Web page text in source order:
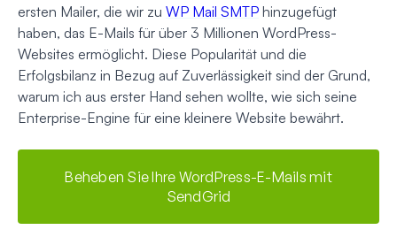
ersten Mailer, die wir zu WP Mail SMTP hinzugefügt
haben, das E-Mails für über 3 Millionen WordPress-
Websites ermöglicht. Diese Popularität und die
Erfolgsbilanz in Bezug auf Zuverlässigkeit sind der Grund,
warum ich aus erster Hand sehen wollte, wie sich seine
Enterprise-Engine für eine kleinere Website bewährt.
Beheben Sie Ihre WordPress-E-Mails mit
SendGrid